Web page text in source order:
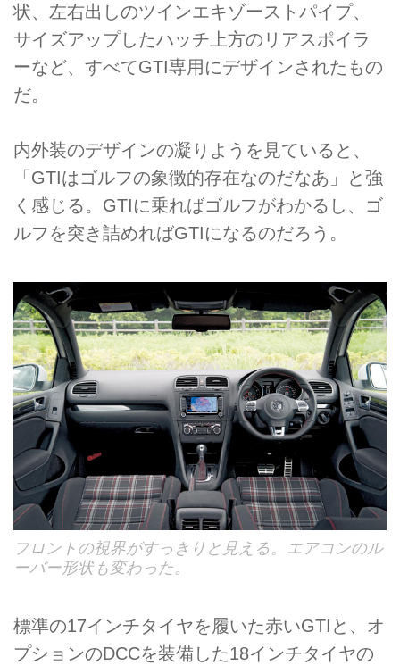
状、左右出しのツインエキゾーストパイプ、
サイズアップしたハッチ上方のリアスポイラ
ーなど、すべてGTI専用にデザインされたもの
だ。
内外装のデザインの凝りようを見ていると、
「GTIはゴルフの象徴的存在なのだなあ」と強
く感じる。GTIに乗ればゴルフがわかるし、ゴ
ルフを突き詰めればGTIになるのだろう。
フロントの視界がすっきりと見える。エアコンのル
ーバー形状も変わった。
標準の17インチタイヤを履いた赤いGTIと、オ
プションのDCCを装備した18インチタイヤの